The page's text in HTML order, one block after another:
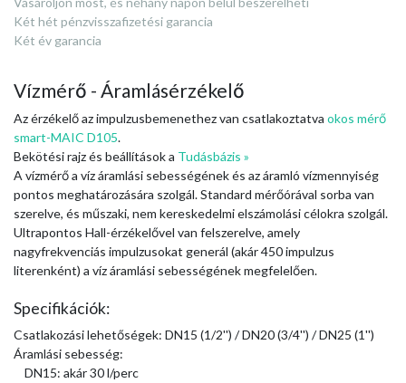
Két hét pénzvisszafizetési garancia
Két év garancia
Vízmérő - Áramlásérzékelő
Az érzékelő az impulzusbemenethez van csatlakoztatva okos mérő
smart-MAIC D105.
Bekötési rajz és beállítások a Tudásbázis »
A vízmérő a víz áramlási sebességének és az áramló vízmennyiség
pontos meghatározására szolgál. Standard mérőórával sorba van
szerelve, és műszaki, nem kereskedelmi elszámolási célokra szolgál.
Ultrapontos Hall-érzékelővel van felszerelve, amely
nagyfrekvenciás impulzusokat generál (akár 450 impulzus
literenként) a víz áramlási sebességének megfelelően.
Specifikációk:
Csatlakozási lehetőségek: DN15 (1/2'') / DN20 (3/4'') / DN25 (1'')
Áramlási sebesség:
DN15: akár 30 l/perc